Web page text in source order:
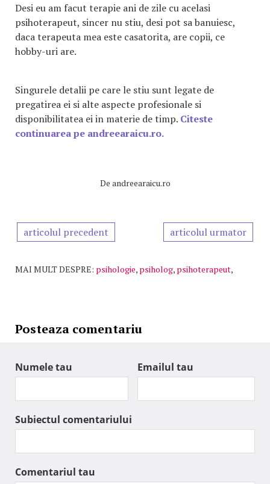
Desi eu am facut terapie ani de zile cu acelasi
psihoterapeut, sincer nu stiu, desi pot sa banuiesc,
daca terapeuta mea este casatorita, are copii, ce
hobby-uri are.
Singurele detalii pe care le stiu sunt legate de
pregatirea ei si alte aspecte profesionale si
disponibilitatea ei in materie de timp. Citeste
continuarea pe andreearaicu.ro.
De andreearaicu.ro
articolul precedent articolul urmator
MAI MULT DESPRE: psihologie, psiholog, psihoterapeut,
Posteaza comentariu
Numele tau Emailul tau
Subiectul comentariului
Comentariul tau